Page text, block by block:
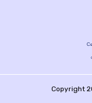
Copyright